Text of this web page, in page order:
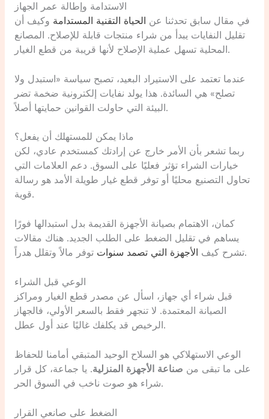
الاستدامة وإطالة عمر الجهاز
في مقال سابق تحدثنا عن
الحياة التقنية المستدامة وكيف أن
تقليل النفايات يبدأ من شراء منتجات قابلة للإصلاح. المصانع
المحلية تسهل عملية الإصلاح لأنها قريبة من قطع الغيار.
عندما تعتمد على الاستيراد البعيد، تصبح سياسة «استبدل ولا
تصلح» هي السائدة. هذا يولد نفايات إلكترونية ضخمة تضر
البيئة التي حاولت القوانين حمايتها أصلاً.
ماذا يمكن للمستهلك أن يفعل؟
ربما تشعر بأن الأمر خارج عن إرادتك كمستخدم عادي، لكن
خيارات الشراء تؤثر فعليًا على السوق. دعم العلامات التي
تحاول التصنيع محليًا أو توفر قطع غيار طويلة الأمد هو رسالة
قوية.
كمان، الاهتمام بصيانة الأجهزة القديمة بدل استبدالها فورًا
يساهم في تقليل الضغط على الطلب الجديد. هناك مقالات
تشرح كيف
الأجهزة التي تصمد سنوات توفر مالاً وتقلل هدراً.
الوعي قبل الشراء
قبل شراء أي جهاز، اسأل عن مصدر قطع الغيار ومراكز
الصيانة المعتمدة. لا تنجهر فقط بالسعر الأولي، فالجهاز
الرخيص قد يكلفك غاليًا عند أول عطل.
الوعي الاستهلاكي هو السلاح الوحيد المتبقي أمامنا للحفاظ
على ما تبقى من صناعة الأجهزة المنزلية. يا جماعة، كل قرار
شراء هو صوت ناخب في السوق الحر.
الضغط على صانعي القرار